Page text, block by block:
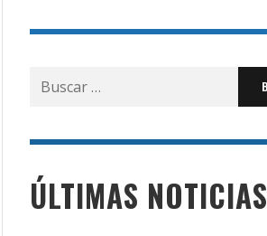
Buscar
por:
ÚLTIMAS NOTICIAS